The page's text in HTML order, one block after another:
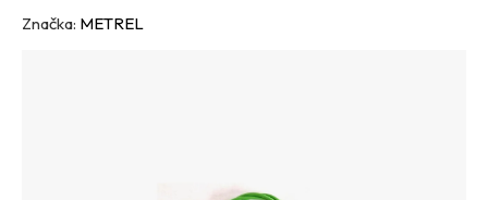
Značka: METREL